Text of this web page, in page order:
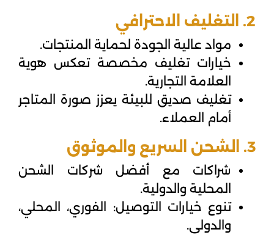
2. التغليف الاحترافي
مواد عالية الجودة لحماية المنتجات.
خيارات تغليف مخصصة تعكس هوية
العلامة التجارية.
تغليف صديق للبيئة يعزز صورة المتاجر
أمام العملاء.
3. الشحن السريع والموثوق
شراكات مع أفضل شركات الشحن
المحلية والدولية.
تنوع خيارات التوصيل: الفوري، المحلي،
والدولي.